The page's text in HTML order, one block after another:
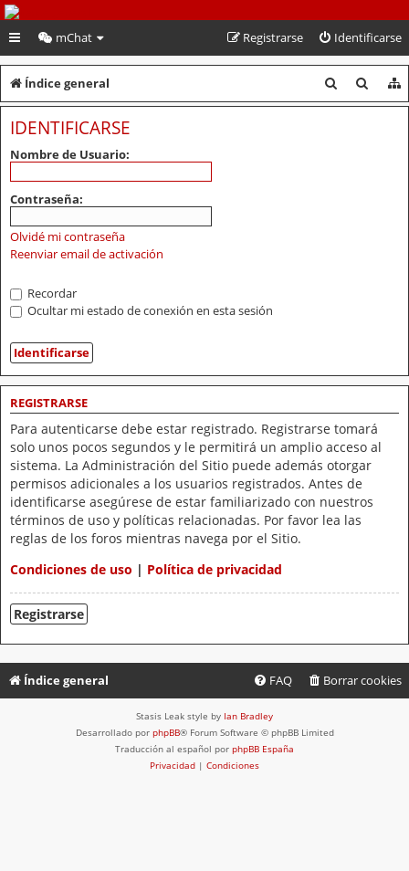
PeruVoley.com
mChat Identificarse
Registrarse
Índice general
u
u
IDENTIFICARSE
Nombre de Usuario:
Contraseña:
Olvidé mi contraseña
Reenviar email de activación
Recordar
Ocultar mi estado de conexión en esta sesión
REGISTRARSE
Para autenticarse debe estar registrado. Registrarse tomará
solo unos pocos segundos y le permitirá un amplio acceso al
sistema. La Administración del Sitio puede además otorgar
permisos adicionales a los usuarios registrados. Antes de
identificarse asegúrese de estar familiarizado con nuestros
términos de uso y políticas relacionadas. Por favor lea las
reglas de los foros mientras navega por el Sitio.
Condiciones de uso | Política de privacidad
Registrarse
Índice general Borrar cookies
FAQ
Stasis Leak style by Ian Bradley
Desarrollado por phpBB® Forum Software © phpBB Limited
Traducción al español por phpBB España
Privacidad | Condiciones